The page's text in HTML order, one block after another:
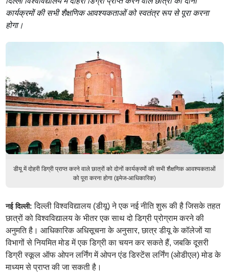
कार्यक्रमों की सभी शैक्षणिक आवश्यकताओं को स्वतंत्र रूप से पूरा करना
होगा।
डीयू में दोहरी डिग्री प्राप्त करने वाले छात्रों को दोनों कार्यक्रमों की सभी शैक्षणिक आवश्यकताओं
को पूरा करना होगा (इमेज-आधिकारिक)
नई दिल्ली:दिल्ली विश्वविद्यालय (डीयू) ने एक नई नीति शुरू की है जिसके तहत
छात्रों को विश्वविद्यालय के भीतर एक साथ दो डिग्री प्रोग्राम करने की
अनुमति है। आधिकारिक अधिसूचना के अनुसार, छात्र डीयू के कॉलेजों या
विभागों से नियमित मोड में एक डिग्री का चयन कर सकते हैं, जबकि दूसरी
डिग्री स्कूल ऑफ ओपन लर्निंग में ओपन एंड डिस्टेंस लर्निंग (ओडीएल) मोड के
माध्यम से प्राप्त की जा सकती है।